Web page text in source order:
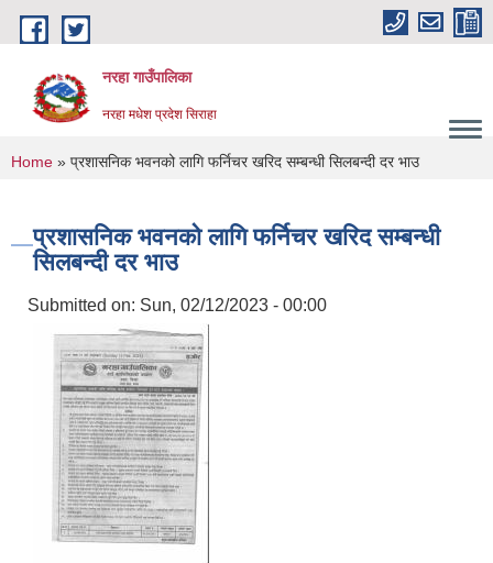
Skip to main content
नरहा गाउँपालिका
नरहा मधेश प्रदेश सिराहा
You are here
Home » प्रशासनिक भवनको लागि फर्निचर खरिद सम्बन्धी सिलबन्दी दर भाउ
प्रशासनिक भवनको लागि फर्निचर खरिद सम्बन्धी
सिलबन्दी दर भाउ
Submitted on: Sun, 02/12/2023 - 00:00